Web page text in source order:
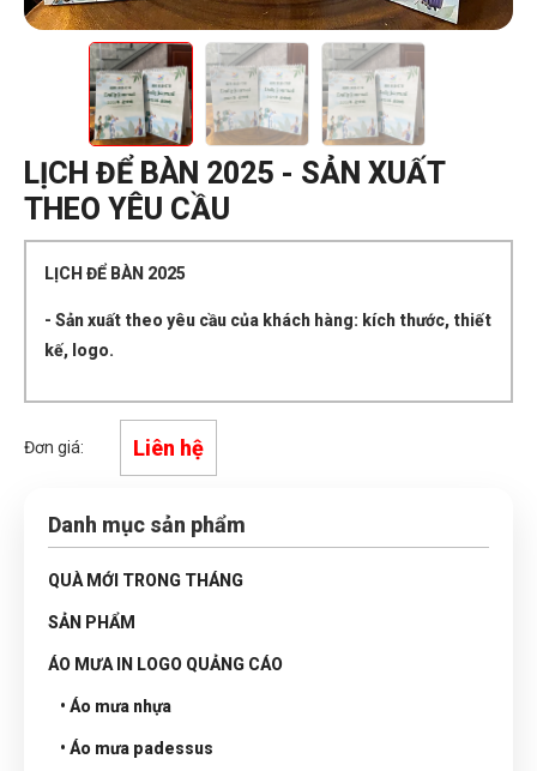
LỊCH ĐỂ BÀN 2025 - SẢN XUẤT
THEO YÊU CẦU
LỊCH ĐỂ BÀN 2025
- Sản xuất theo yêu cầu của khách hàng: kích thước, thiết
kế, logo.
Đơn giá: Liên hệ
Danh mục sản phẩm
QUÀ MỚI TRONG THÁNG
SẢN PHẨM
ÁO MƯA IN LOGO QUẢNG CÁO
• Áo mưa nhựa
• Áo mưa padessus